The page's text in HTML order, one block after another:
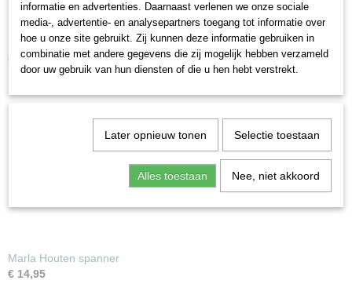
Ook interessant
Marla Houten spanner
€ 14,95
informatie en advertenties. Daarnaast verlenen we onze sociale
media-, advertentie- en analysepartners toegang tot informatie over
hoe u onze site gebruikt. Zij kunnen deze informatie gebruiken in
combinatie met andere gegevens die zij mogelijk hebben verzameld
door uw gebruik van hun diensten of die u hen hebt verstrekt.
Later opnieuw tonen Selectie toestaan
Alles toestaan Nee, niet akkoord